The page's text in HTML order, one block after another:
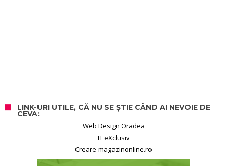
LINK-URI UTILE, CĂ NU SE ȘTIE CÂND AI NEVOIE DE
CEVA:
Web Design Oradea
IT eXclusiv
Creare-magazinonline.ro